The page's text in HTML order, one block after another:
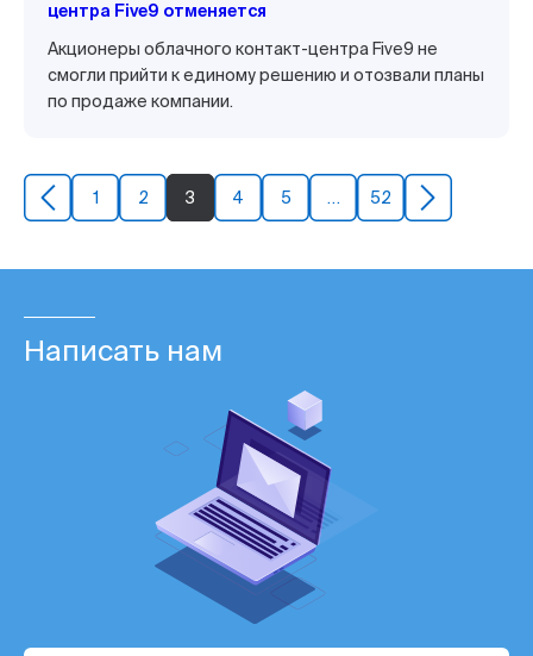
центра Five9 отменяется
Акционеры облачного контакт-центра Five9 не
смогли прийти к единому решению и отозвали планы
по продаже компании.
1 2 3 4 5 … 52
Написать нам